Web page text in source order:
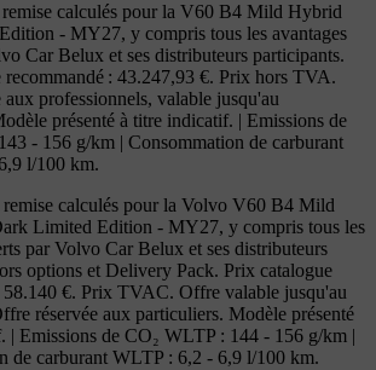
remise calculés pour la V60 B4 Mild Hybrid
- MY27, y compris tous les avantages
Car Belux et ses distributeurs participants.
recommandé : 43.247,93 €. Prix hors TVA.
professionnels, valable jusqu'au
présenté à titre indicatif. | Emissions de
- 156 g/km | Consommation de carburant
l/100 km.
remise calculés pour la Volvo V60 B4 Mild
Limited Edition - MY27, y compris tous les
par Volvo Car Belux et ses distributeurs
options et Delivery Pack. Prix catalogue
58.140 €. Prix TVAC. Offre valable jusqu'au
réservée aux particuliers. Modèle présenté
| Emissions de CO₂ WLTP : 144 - 156 g/km |
de carburant WLTP : 6,2 - 6,9 l/100 km.